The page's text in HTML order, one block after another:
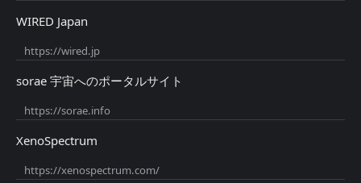
WIRED Japan
https://wired.jp
sorae 宇宙へのポータルサイト
https://sorae.info
XenoSpectrum
https://xenospectrum.com/